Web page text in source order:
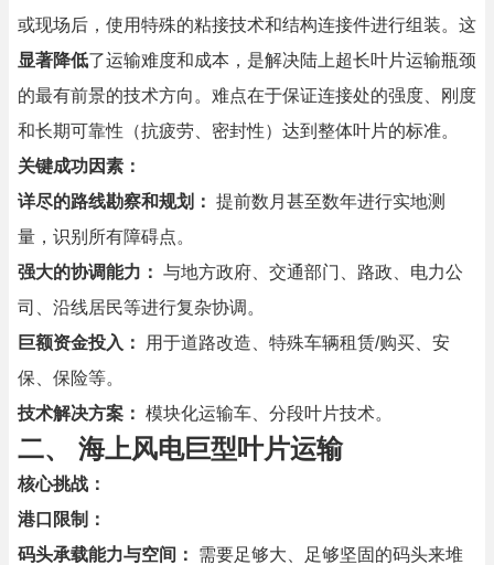
或现场后，使用特殊的粘接技术和结构连接件进行组装。这
显著降低了运输难度和成本，是解决陆上超长叶片运输瓶颈
的最有前景的技术方向。难点在于保证连接处的强度、刚度
和长期可靠性（抗疲劳、密封性）达到整体叶片的标准。
关键成功因素：
详尽的路线勘察和规划： 提前数月甚至数年进行实地测
量，识别所有障碍点。
强大的协调能力： 与地方政府、交通部门、路政、电力公
司、沿线居民等进行复杂协调。
巨额资金投入：
用于道路改造、特殊车辆租赁/购买、安
保、保险等。
技术解决方案： 模块化运输车、分段叶片技术。
二、 海上风电巨型叶片运输
核心挑战：
港口限制：
码头承载能力与空间：
需要足够大、足够坚固的码头来堆